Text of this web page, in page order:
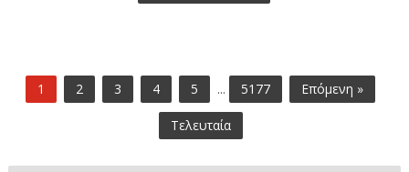
1 2 3 4 5 ... 5177 Επόμενη »
Τελευταία